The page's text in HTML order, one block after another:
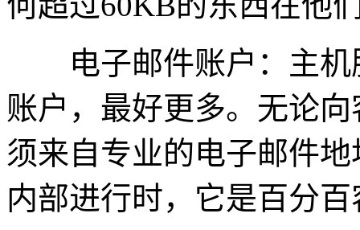
电子邮件账户：主机
账户，最好更多。无论
须来自专业的电子邮件
内部进行时，它是百分